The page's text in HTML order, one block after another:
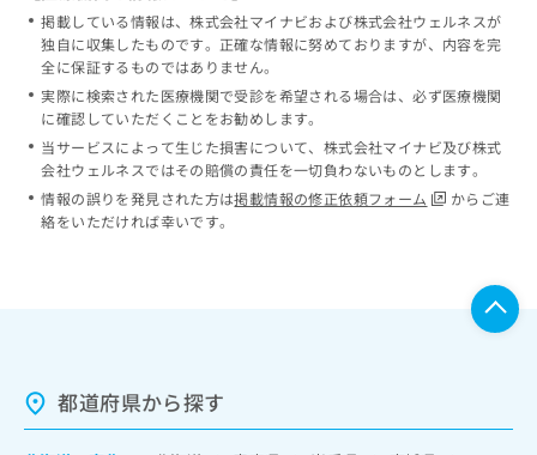
掲載している情報は、株式会社マイナビおよび株式会社ウェルネスが
独自に収集したものです。正確な情報に努めておりますが、内容を完
全に保証するものではありません。
実際に検索された医療機関で受診を希望される場合は、必ず医療機関
に確認していただくことをお勧めします。
当サービスによって生じた損害について、株式会社マイナビ及び株式
会社ウェルネスではその賠償の責任を一切負わないものとします。
情報の誤りを発見された方は掲載情報の修正依頼フォーム
からご連
絡をいただければ幸いです。
都道府県から探す